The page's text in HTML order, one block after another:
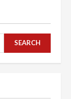
SEARCH